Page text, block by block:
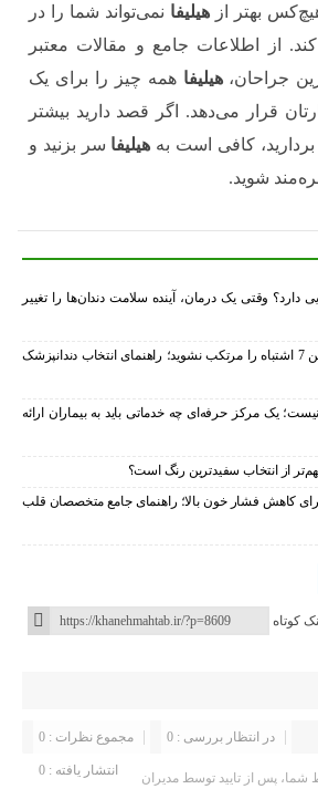
هیچ‌کس بهتر ازهیلیفا نمی‌تواند شما را در
از اطلاعات جامع و مقالات معتبر
جراحان،هیلیفاهمه چیز را برای یک
قرار می‌دهد. اگر قصد دارید بیشتر
بردارید، کافی است به هیلیفا سر بزنید و
شوید.
دارد؟ وقتی یک درمان، آینده سلامت دندان‌ها را تغییر
قبل از اصلاح طرح لبخند، این 7 اشتباه را مرتکب نشوید؛ راهنمای انتخاب دندانپزشک
یک مرکز حرفه‌ای چه خدماتی باید به بیماران ارائه
از انتخاب سفیدترین رنگ است؟
کاهش فشار خون بالا؛ راهنمای جامع متخصصان قلب
کوتاه
مجموع نظرات : 0 در انتظار بررسی : 0
انتشار یافته : 0
پس از تایید توسط مدیران